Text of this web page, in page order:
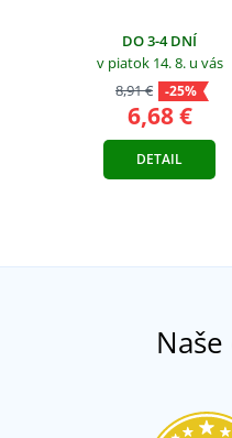
DO 3-4 DNÍ
v piatok 14. 8. u vás
8,91 €
-25%
6,68 €
DETAIL